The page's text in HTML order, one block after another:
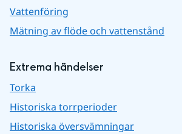
Vattenföring
Mätning av flöde och vattenstånd
Extrema händelser
Torka
Historiska torrperioder
Historiska översvämningar